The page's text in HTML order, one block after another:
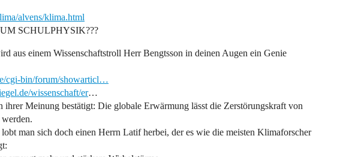
alvens/klima.html
SCHULPHYSIK???
aus einem Wissenschaftstroll Herr Bengtsson in deinen Augen ein Genie
cgi-bin/forum/showarticl…
wissenschaft/er…
ihrer Meinung bestätigt: Die globale Erwärmung lässt die Zerstörungskraft von
man sich doch einen Herrn Latif herbei, der es wie die meisten Klimaforscher